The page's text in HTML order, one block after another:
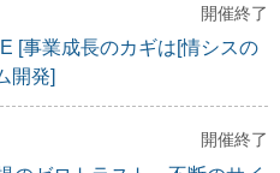
開催終了
[事業成長のカギは[情シスの
開発]
開催終了